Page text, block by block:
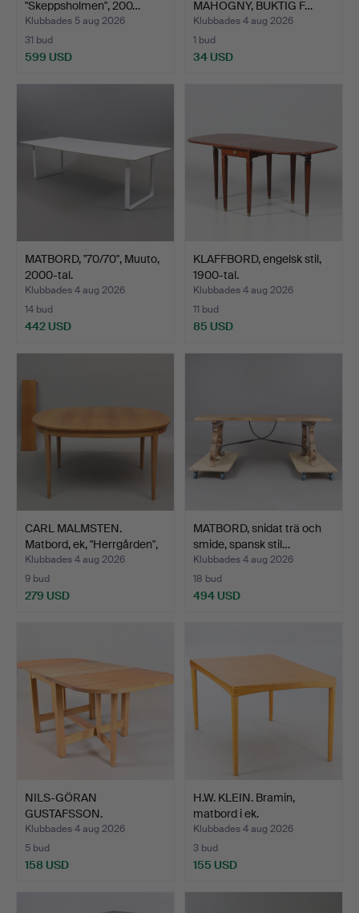
"Skeppsholmen", 200…
Klubbades 5 aug 2026
31 bud
599 USD
MAHOGNY, BUKTIG F…
Klubbades 4 aug 2026
1 bud
34 USD
MATBORD, "70/70", Muuto,
2000-tal.
Klubbades 4 aug 2026
14 bud
442 USD
KLAFFBORD, engelsk stil,
1900-tal.
Klubbades 4 aug 2026
11 bud
85 USD
CARL MALMSTEN.
Matbord, ek, "Herrgården",
…
Klubbades 4 aug 2026
9 bud
279 USD
MATBORD, snidat trä och
smide, spansk stil…
Klubbades 4 aug 2026
18 bud
494 USD
NILS-GÖRAN
GUSTAFSSON.
SLAGBORD, massiv bj…
Klubbades 4 aug 2026
5 bud
158 USD
H.W. KLEIN. Bramin,
matbord i ek.
Klubbades 4 aug 2026
3 bud
155 USD